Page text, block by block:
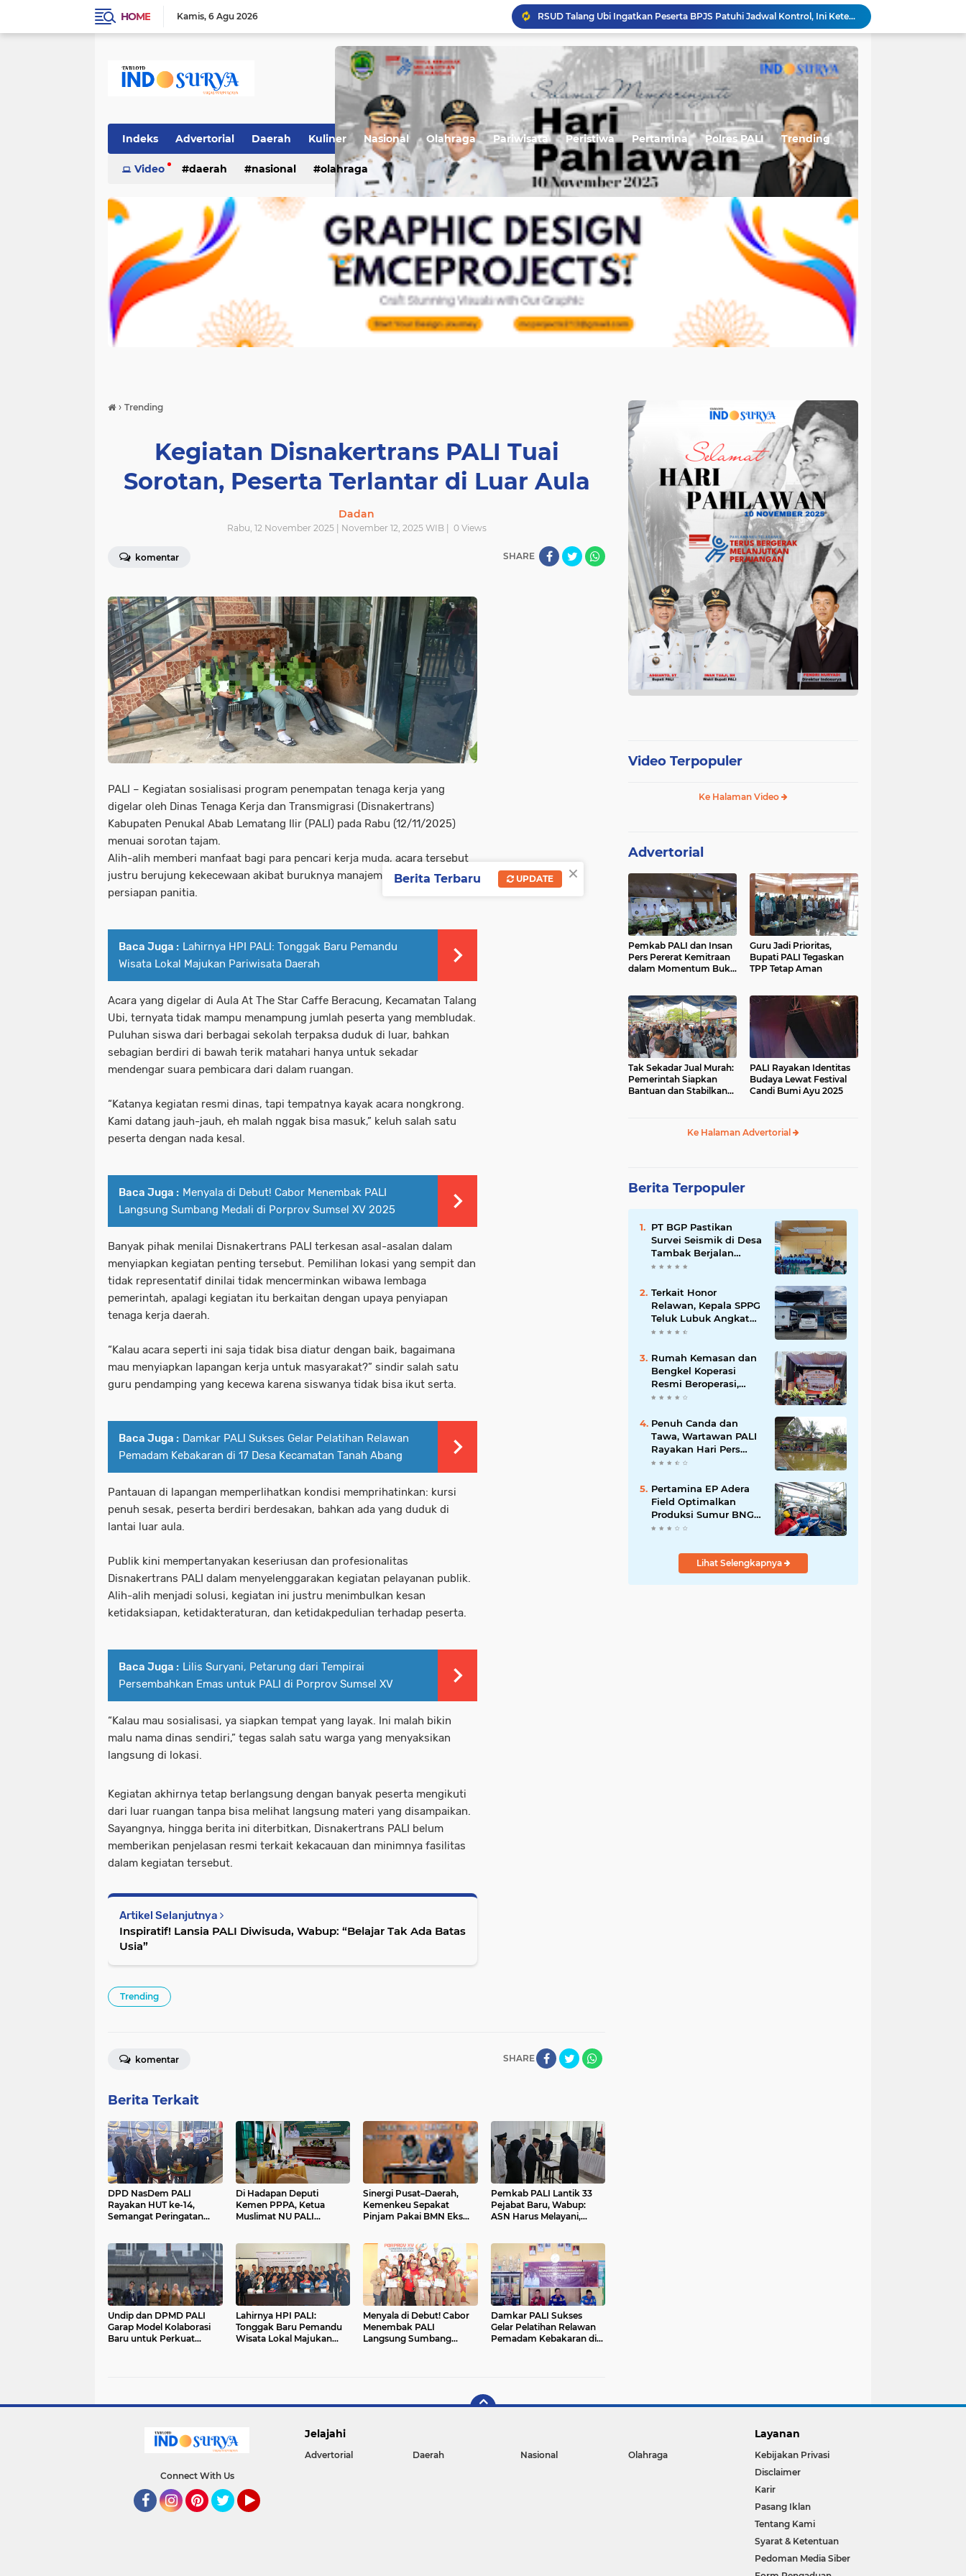
HOME Kamis 6 Agu 2026
RSUD Talang Ubi Ingatkan Peserta BPJS Patuhi Jadwal Kontrol, Ini Ketentuan Barunya
Permudah Masyarakat Sampaikan Keluhan, RSUD Talang Ubi Luncurkan Kanal Pengaduan Resmi
Suhartini Sukses Angkat Nilai Pinang, Perempuan Desa Sukakarya Kini Berdaya dan Mandiri
Sumur BNG-080 Jadi Andalan Baru, Pertamina EP Adera Field Terapkan Teknologi Dual String
DPRD PALI Dapil I A Tampung Aspirasi Masyarakat Talang Ubi Lewat Reses Masa Sidang II
Kurang Sehari Buron, Terduga Pelaku Penikaman Maut di Tempirai Berhasil Dibekuk
Pertamina EP Adera Field Optimalkan Produksi Sumur BNG-080 Lewat Penerapan Teknologi Dual String
Talang Ubi Barat Perkuat Layanan Kesehatan Masyarakat Melalui Posyandu ILP
Peringatan HUT IWO ke-14 Bergeser ke 14 Agustus, IWO PALI Siapkan Agenda Internal
Tiga Sumur Infill Baru PHR Zona 4 Perkuat Produksi Migas Nasional Jelang HUT Ke-81 RI
Indeks Advertorial Daerah Kuliner Nasional Olahraga Pariwisata Peristiwa Pertamina Polres PALI Trending
Video daerah nasional olahraga
› Trending
Kegiatan Disnakertrans PALI Tuai
Sorotan, Peserta Terlantar di Luar Aula
Dadan
Rabu, 12 November 2025 | November 12, 2025 WIB | 0Views
komentar SHARE
PALI – Kegiatan sosialisasi program penempatan tenaga kerja yang
digelar oleh Dinas Tenaga Kerja dan Transmigrasi (Disnakertrans)
Kabupaten Penukal Abab Lematang Ilir (PALI) pada Rabu (12/11/2025)
menuai sorotan tajam.
Alih-alih memberi manfaat bagi para pencari kerja muda, acara tersebut
justru berujung kekecewaan akibat buruknya manajemen dan minimnya
persiapan panitia.
Baca Juga : Lahirnya HPI PALI: Tonggak Baru Pemandu
Wisata Lokal Majukan Pariwisata Daerah
Acara yang digelar di Aula At The Star Caffe Beracung, Kecamatan Talang
Ubi, ternyata tidak mampu menampung jumlah peserta yang membludak.
Puluhan siswa dari berbagai sekolah terpaksa duduk di luar, bahkan
sebagian berdiri di bawah terik matahari hanya untuk sekadar
mendengar suara pembicara dari dalam ruangan.
“Katanya kegiatan resmi dinas, tapi tempatnya kayak acara nongkrong.
Kami datang jauh-jauh, eh malah nggak bisa masuk,” keluh salah satu
peserta dengan nada kesal.
Baca Juga : Menyala di Debut! Cabor Menembak PALI
Langsung Sumbang Medali di Porprov Sumsel XV 2025
Banyak pihak menilai Disnakertrans PALI terkesan asal-asalan dalam
menyiapkan kegiatan penting tersebut. Pemilihan lokasi yang sempit dan
tidak representatif dinilai tidak mencerminkan wibawa lembaga
pemerintah, apalagi kegiatan itu berkaitan dengan upaya penyiapan
tenaga kerja daerah.
“Kalau acara seperti ini saja tidak bisa diatur dengan baik, bagaimana
mau menyiapkan lapangan kerja untuk masyarakat?” sindir salah satu
guru pendamping yang kecewa karena siswanya tidak bisa ikut serta.
Baca Juga : Damkar PALI Sukses Gelar Pelatihan Relawan
Pemadam Kebakaran di 17 Desa Kecamatan Tanah Abang
Pantauan di lapangan memperlihatkan kondisi memprihatinkan: kursi
penuh sesak, peserta berdiri berdesakan, bahkan ada yang duduk di
lantai luar aula.
Publik kini mempertanyakan keseriusan dan profesionalitas
Disnakertrans PALI dalam menyelenggarakan kegiatan pelayanan publik.
Alih-alih menjadi solusi, kegiatan ini justru menimbulkan kesan
ketidaksiapan, ketidakteraturan, dan ketidakpedulian terhadap peserta.
Baca Juga : Lilis Suryani, Petarung dari Tempirai
Persembahkan Emas untuk PALI di Porprov Sumsel XV
“Kalau mau sosialisasi, ya siapkan tempat yang layak. Ini malah bikin
malu nama dinas sendiri,” tegas salah satu warga yang menyaksikan
langsung di lokasi.
Kegiatan akhirnya tetap berlangsung dengan banyak peserta mengikuti
dari luar ruangan tanpa bisa melihat langsung materi yang disampaikan.
Sayangnya, hingga berita ini diterbitkan, Disnakertrans PALI belum
memberikan penjelasan resmi terkait kekacauan dan minimnya fasilitas
dalam kegiatan tersebut.
Artikel Selanjutnya
Inspiratif! Lansia PALI Diwisuda, Wabup: “Belajar Tak Ada Batas
Usia”
Trending
SHARE
komentar
Berita Terkait
DPD NasDem PALI
Rayakan HUT ke-14,
Semangat Peringatan
Kader di Daerah
Di Hadapan Deputi
Kemen PPPA, Ketua
Muslimat NU PALI
Anak
Sinergi Pusat–Daerah,
Kemenkeu Sepakat
Pinjam Pakai BMN Eks
Pemkab PALI Lantik 33
Pejabat Baru, Wabup:
ASN Harus Melayani,
Undip dan DPMD PALI
Garap Model Kolaborasi
Baru untuk Perkuat
Lahirnya HPI PALI:
Tonggak Baru Pemandu
Wisata Lokal Majukan
Menyala di Debut! Cabor
Menembak PALI
Langsung Sumbang
Damkar PALI Sukses
Gelar Pelatihan Relawan
Pemadam Kebakaran di
Video Terpopuler
Ke Halaman Video
Advertorial
Pemkab PALI dan Insan
Pers Pererat Kemitraan
dalam Momentum Buka
Guru Jadi Prioritas,
Bupati PALI Tegaskan
TPP Tetap Aman
Tak Sekadar Jual Murah:
Pemerintah Siapkan
Bantuan dan Stabilkan
PALI Rayakan Identitas
Budaya Lewat Festival
Candi Bumi Ayu 2025
Ke Halaman Advertorial
Berita Terpopuler
PT BGP Pastikan
Survei Seismik di Desa
Tambak Berjalan
Transparan dan
Terkait Honor
Relawan, Kepala SPPG
Teluk Lubuk Angkat
Bicara
Rumah Kemasan dan
Bengkel Koperasi
Resmi Beroperasi,
UMKM PALI Diharap
Penuh Canda dan
Tawa, Wartawan PALI
Rayakan Hari Pers
Lewat Lomba Mancing
Pertamina EP Adera
Field Optimalkan
Produksi Sumur BNG-
080 Lewat Penerapan
Lihat Selengkapnya
Connect With Us
Jelajahi
Advertorial Daerah Nasional Olahraga
Layanan
Kebijakan Privasi
Disclaimer
Karir
Pasang Iklan
Tentang Kami
Syarat & Ketentuan
Pedoman Media Siber
×
Berita Terbaru UPDATE